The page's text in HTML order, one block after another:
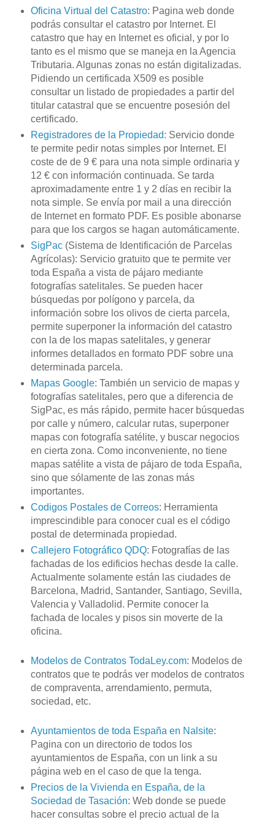
Oficina Virtual del Catastro: Pagina webdonde
podrás consultar el catastro por Internet. El
catastro que hay en Internet es oficial, y por lo
tanto es el mismo que se maneja en la Agencia
Tributaria. Algunas zonas no están digitalizadas.
Pidiendo un certificada X509 es posible
consultar un listado de propiedades a partir del
titular catastral que se encuentre posesión del
certificado.
Registradores de la Propiedad: Servicio donde
te permite pedir notas simples por Internet. El
coste de de 9 € para una nota simple ordinaria y
12 € con información continuada. Se tarda
aproximadamente entre 1 y 2 días en recibir la
nota simple. Se envía por mail a una dirección
de Internet en formato PDF. Es posible abonarse
para que los cargos se hagan automáticamente.
SigPac(Sistema de Identificación de Parcelas
Agrícolas): Servicio gratuito que te permite ver
toda España a vista de pájaro mediante
fotografías satelitales. Se pueden hacer
búsquedas por polígono y parcela, da
información sobre los olivos de cierta parcela,
permite superponer la información del catastro
con la de los mapas satelitales, y generar
informes detallados en formato PDF sobre una
determinada parcela.
Mapas Google: También un servicio de mapas y
fotografías satelitales, pero que a diferencia de
SigPac, es más rápido, permite hacer búsquedas
por calle y número, calcular rutas, superponer
mapas con fotografía satélite, y buscar negocios
en cierta zona. Como inconveniente, no tiene
mapas satélite a vista de pájaro de toda España,
sino que sólamentede las zonas más
importantes.
CodigosPostales de Correos: Herramienta
imprescindible para conocer cual es el código
postal de determinada propiedad.
Callejero Fotográfico QDQ: Fotografías de las
fachadas de los edificios hechas desde la calle.
Actualmente solamente están las ciudades de
Barcelona, Madrid, Santander, Santiago, Sevilla,
Valencia y Valladolid. Permite conocer la
fachada de locales y pisos sin moverte de la
oficina.
Modelos de Contratos TodaLey.com: Modelos de
contratos que te podrás ver modelos de contratos
de compraventa, arrendamiento, permuta,
sociedad, etc.
Ayuntamientos de toda España en Nalsite:
Pagina con un directorio de todos los
ayuntamientos de España, con un linka su
página weben el caso de que la tenga.
Precios de la Vivienda en España, de la
Sociedad de Tasación: Webdonde se puede
hacer consultas sobre el precio actual de la